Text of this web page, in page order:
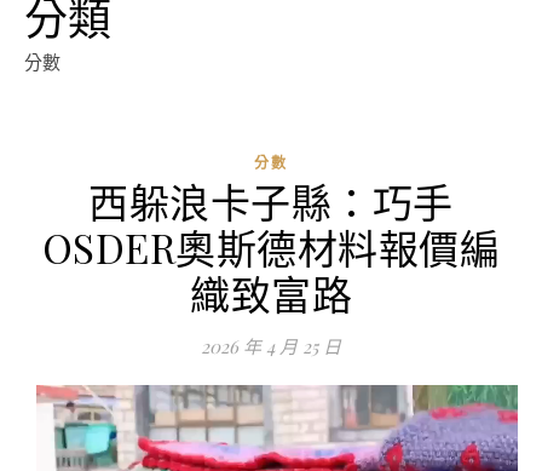
分類
分數
分數
西躲浪卡子縣：巧手
OSDER奧斯德材料報價編
織致富路
2026 年 4 月 25 日